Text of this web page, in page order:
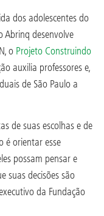
dos adolescentes do
Abrinq desenvolve
o Projeto Construindo
auxilia professores e,
de São Paulo a
de suas escolhas e de
é orientar esse
possam pensar e
suas decisões são
da Fundação